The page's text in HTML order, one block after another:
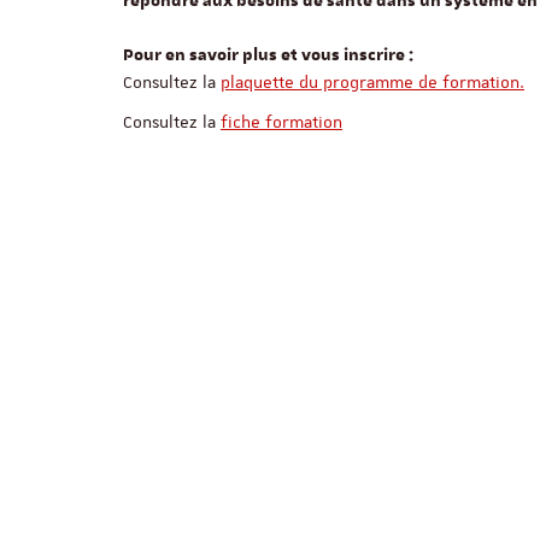
Pour en savoir plus et vous inscrire :
Consultez la plaquette du programme de formation.
Consultez la fiche formation